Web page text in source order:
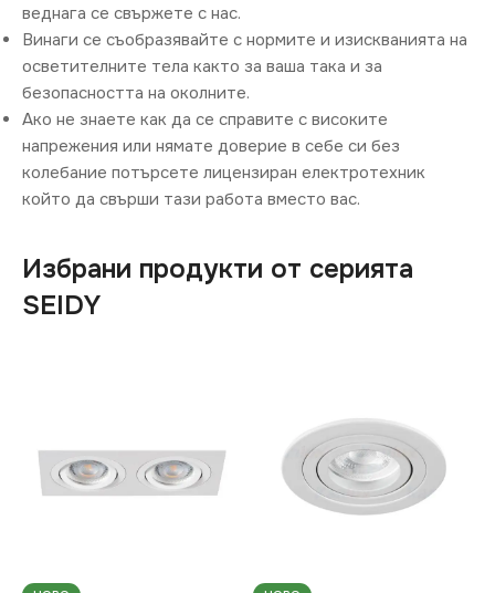
веднага се свържете с нас.
Винаги се съобразявайте с нормите и изискванията на
осветителните тела както за ваша така и за
безопасността на околните.
Ако не знаете как да се справите с високите
напрежения или нямате доверие в себе си без
колебание потърсете лицензиран електротехник
който да свърши тази работа вместо вас.
Избрани продукти от серията
SEIDY